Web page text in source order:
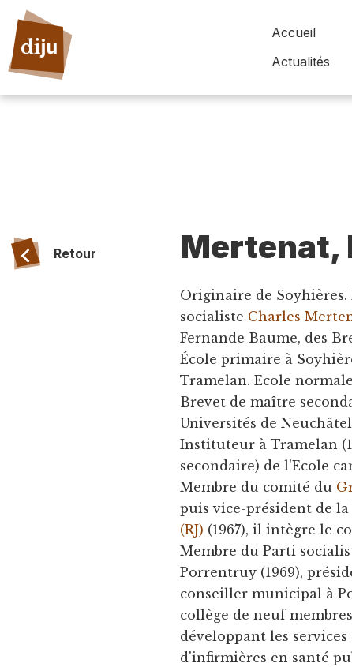
Accueil
Actualités
Retour Mertenat,
Originaire de Soyhières.
socialiste Charles
Fernande Baume, des
École primaire à
Tramelan. Ecole
Brevet de maître
Universités de
Instituteur à Tramelan
secondaire) de l'Ecole
Membre du comité du
puis vice-président de
(RJ) (1967), il intègre le
Membre du Parti
Porrentruy (1969),
conseiller municipal à
collège de neuf
développant les
d'infirmières en santé